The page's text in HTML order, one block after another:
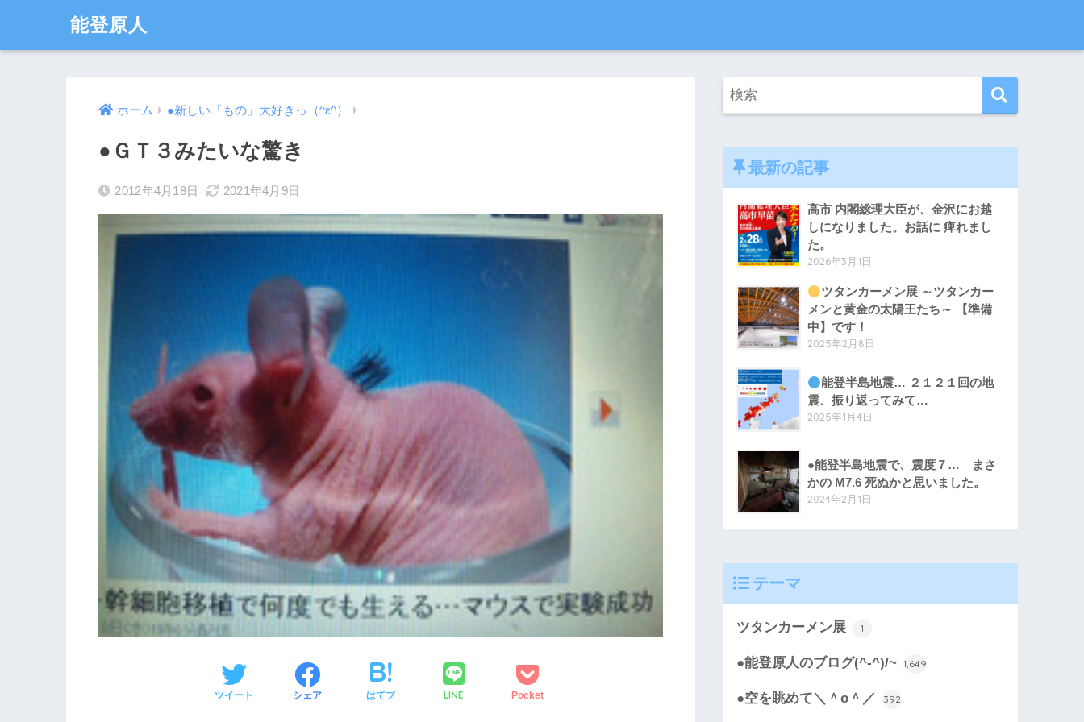
能登原人
ホーム ●新しい「もの」大好きっ（^ε^）
●ＧＴ３みたいな驚き
2012年4月18日 2021年4月9日
ツイート シェア はてブ LINE Pocket
最新の記事
高市 内閣総理大臣が、金沢にお越
しになりました。お話に 痺れまし
た。
2026年3月1日
ツタンカーメン展 ～ツタンカー
メンと黄金の太陽王たち～ 【準備
中】です！
2025年2月8日
能登半島地震… ２１２１回の地
震、振り返ってみて…
2025年1月4日
●能登半島地震で、震度７… まさ
かの M7.6 死ぬかと思いました。
2024年2月1日
テーマ
ツタンカーメン展 1
●能登原人のブログ(^-^)/~ 1,649
●空を眺めて＼＾o＾／ 392